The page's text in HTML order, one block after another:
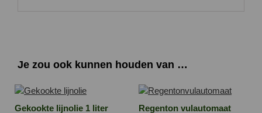
Je zou ook kunnen houden van …
Gekookte lijnolie 1 liter
Regenton vulautomaat